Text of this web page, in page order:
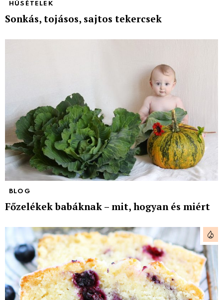
HÚSÉTELEK
Sonkás, tojásos, sajtos tekercsek
BLOG
Főzelékek babáknak – mit, hogyan és miért